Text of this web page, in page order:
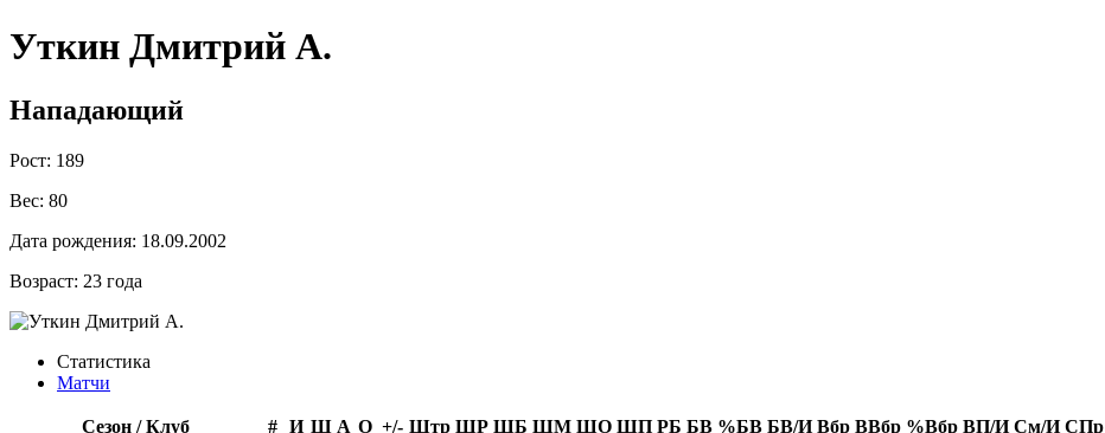
Уткин Дмитрий А.
Нападающий
Рост: 189
Вес: 80
Дата рождения: 18.09.2002
Возраст: 23 года
Статистика
Матчи
Сезон / Клуб # И Ш А О +/- Штр ШР ШБ ШМ ШО ШП РБ БВ %БВ БВ/И Вбр ВВбр %Вбр ВП/И См/И СПр